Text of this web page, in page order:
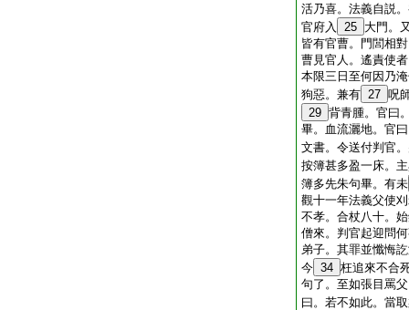
活乃喜。法義自説
官府入
25 大門。
皆有官曹。門閭相
曹見官人。遙責使
本限三日至何因乃
狗惡。兼有 27 呪
29 背青腫。官曰
畢。血流灑地。官
文書。令送付判官
按簿甚多盈一床。
簿多先朱句畢。有未
觀十一年法義父使
不孝。合杖八十。
僧來。判官起迎問
弟子。其罪並懺悔
今 34 枉追來不合
句了。至如張目罵
曰。若不如此。當